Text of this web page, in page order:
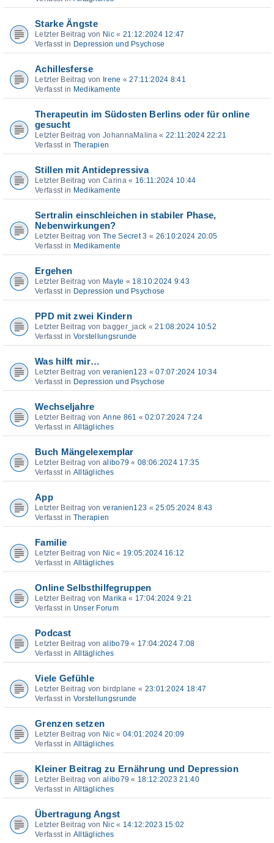
Starke Ängste
Letzter Beitrag von Nic« 21:12:2024 12:47
Verfasst in Depression und Psychose
Achillesferse
Letzter Beitrag von Irene «27:11:2024 8:41
Verfasst in Medikamente
Therapeutin im Südosten Berlins oder für online
gesucht
Letzter Beitrag vonJohannaMalina« 22:11:2024 22:21
Verfasst in Therapien
Stillen mit Antidepressiva
Letzter Beitrag vonCarina« 16:11:2024 10:44
Verfasst in Medikamente
Sertralin einschleichen in stabiler Phase,
Nebenwirkungen?
Letzter Beitrag von The Secret 3 « 26:10:2024 20:05
Verfasst in Medikamente
Ergehen
Letzter Beitrag von Mayte « 18:10:2024 9:43
Verfasst in Depression und Psychose
PPD mit zwei Kindern
Letzter Beitrag von bagger_jack «21:08:2024 10:52
Verfasst in Vorstellungsrunde
Was hilft mir…
Letzter Beitrag von veranien123 «07:07:2024 10:34
Verfasst in Depression und Psychose
Wechseljahre
Letzter Beitrag von Anne 861 «02:07:2024 7:24
Verfasst in Alltägliches
Buch Mängelexemplar
Letzter Beitrag von alibo79 «08:06:2024 17:35
Verfasst in Alltägliches
App
Letzter Beitrag von veranien123 «25:05:2024 8:43
Verfasst in Therapien
Familie
Letzter Beitrag von Nic« 19:05:2024 16:12
Verfasst in Alltägliches
Online Selbsthilfegruppen
Letzter Beitrag von Marika« 17:04:2024 9:21
Verfasst in Unser Forum
Podcast
Letzter Beitrag von alibo79 « 17:04:2024 7:08
Verfasst in Alltägliches
Viele Gefühle
Letzter Beitrag von birdplane « 23:01:2024 18:47
Verfasst in Vorstellungsrunde
Grenzen setzen
Letzter Beitrag von Nic« 04:01:2024 20:09
Verfasst in Alltägliches
Kleiner Beitrag zu Ernährung und Depression
Letzter Beitrag von alibo79 « 18:12:2023 21:40
Verfasst in Alltägliches
Übertragung Angst
Letzter Beitrag von Nic« 14:12:2023 15:02
Verfasst in Alltägliches